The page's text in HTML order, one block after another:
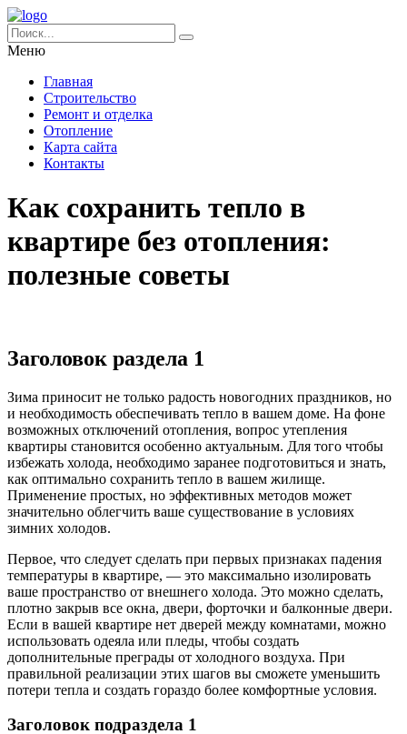
Меню
Главная
Строительство
Ремонт и отделка
Отопление
Карта сайта
Контакты
Как сохранить тепло в
квартире без отопления:
полезные советы
Заголовок раздела 1
Зима приносит не только радость новогодних праздников, но
и необходимость обеспечивать тепло в вашем доме. На фоне
возможных отключений отопления, вопрос утепления
квартиры становится особенно актуальным. Для того чтобы
избежать холода, необходимо заранее подготовиться и знать,
как оптимально сохранить тепло в вашем жилище.
Применение простых, но эффективных методов может
значительно облегчить ваше существование в условиях
зимних холодов.
Первое, что следует сделать при первых признаках падения
температуры в квартире, — это максимально изолировать
ваше пространство от внешнего холода. Это можно сделать,
плотно закрыв все окна, двери, форточки и балконные двери.
Если в вашей квартире нет дверей между комнатами, можно
использовать одеяла или пледы, чтобы создать
дополнительные преграды от холодного воздуха. При
правильной реализации этих шагов вы сможете уменьшить
потери тепла и создать гораздо более комфортные условия.
Заголовок подраздела 1